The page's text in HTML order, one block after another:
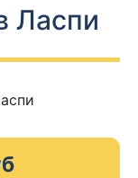
Ласпи